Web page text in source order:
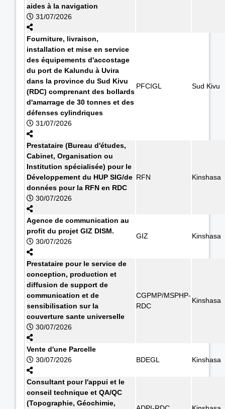
aides à la navigation
31/07/2026
Fourniture, livraison,
installation et mise en service
des équipements d'accostage
du port de Kalundu à Uvira
dans la province du Sud Kivu
(RDC) comprenant des bollards
d'amarrage de 30 tonnes et des
défenses cylindriques
31/07/2026
PFCIGL Sud Kivu
Prestataire (Bureau d'études,
Cabinet, Organisation ou
Institution spécialisée) pour le
Développement du HUP SIG/de
données pour la RFN en RDC
30/07/2026
RFN Kinshasa
Agence de communication au
profit du projet GIZ DISM.
30/07/2026
GIZ Kinshasa
Prestataire pour le service de
conception, production et
diffusion de support de
communication et de
sensibilisation sur la
couverture sante universelle
30/07/2026
CGPMP/MSPHP-
RDC
Kinshasa
Vente d'une Parcelle
30/07/2026
BDEGL Kinshasa
Consultant pour l'appui et le
conseil technique et QA/QC
(Topographie, Géochimie,